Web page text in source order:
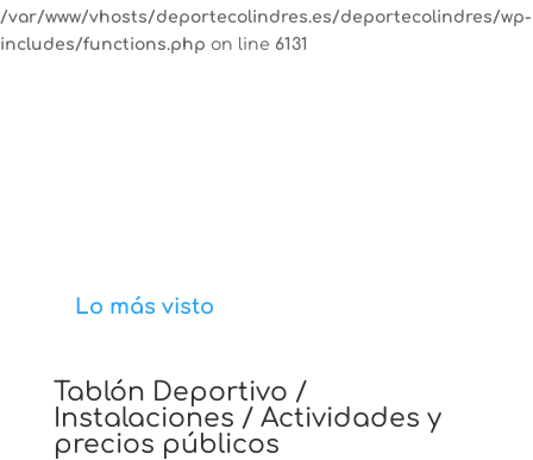
/var/www/vhosts/deportecolindres.es/deportecolindres/wp-
includes/functions.php on line 6131
Lo más visto
Tablón Deportivo /
Instalaciones / Actividades y
precios públicos